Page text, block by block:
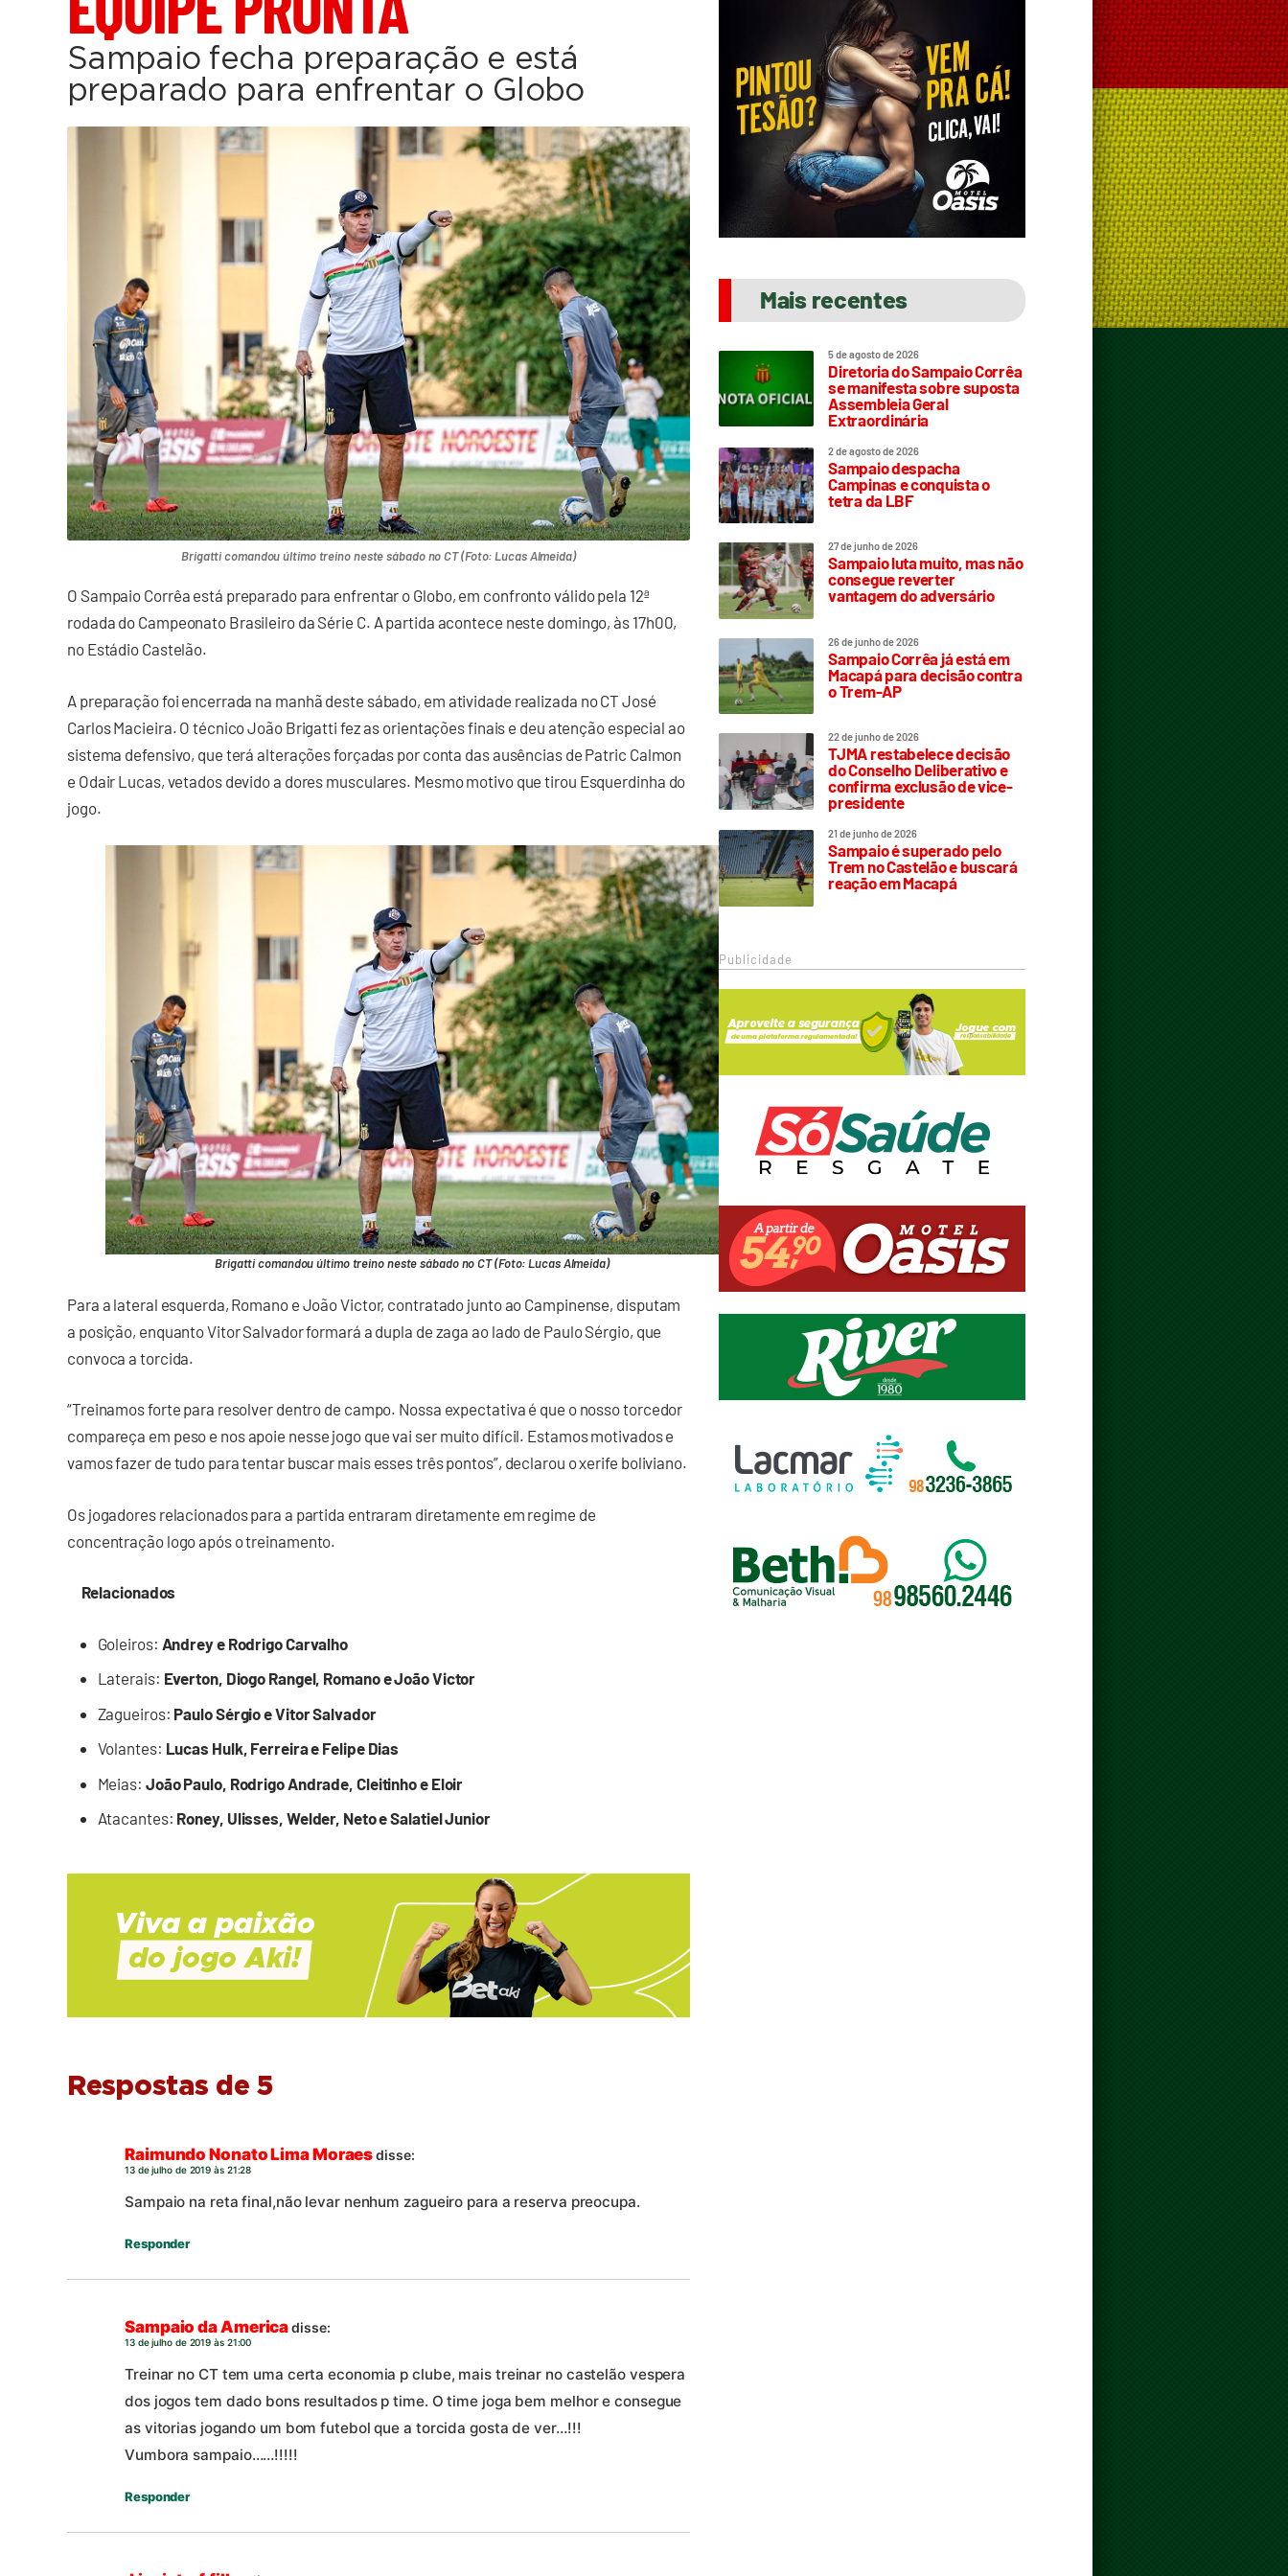
Sampaio fecha preparação e está
preparado para enfrentar o Globo
Brigatti comandou último treino neste sábado no CT (Foto: Lucas Almeida)
O Sampaio Corrêa está preparado para enfrentar o Globo, em confronto válido pela 12ª
rodada do Campeonato Brasileiro da Série C. A partida acontece neste domingo, às 17h00,
no Estádio Castelão.
A preparação foi encerrada na manhã deste sábado, em atividade realizada no CT José
Carlos Macieira. O técnico João Brigatti fez as orientações finais e deu atenção especial ao
sistema defensivo, que terá alterações forçadas por conta das ausências de Patric Calmon
e Odair Lucas, vetados devido a dores musculares. Mesmo motivo que tirou Esquerdinha do
jogo.
Brigatti comandou último treino neste sábado no CT (Foto: Lucas Almeida)
Para a lateral esquerda, Romano e João Victor, contratado junto ao Campinense, disputam
a posição, enquanto Vitor Salvador formará a dupla de zaga ao lado de Paulo Sérgio, que
convoca a torcida.
“Treinamos forte para resolver dentro de campo. Nossa expectativa é que o nosso torcedor
compareça em peso e nos apoie nesse jogo que vai ser muito difícil. Estamos motivados e
vamos fazer de tudo para tentar buscar mais esses três pontos”, declarou o xerife boliviano.
Os jogadores relacionados para a partida entraram diretamente em regime de
concentração logo após o treinamento.
Relacionados
Goleiros: Andrey e Rodrigo Carvalho
Laterais: Everton, Diogo Rangel, Romano e João Victor
Zagueiros: Paulo Sérgio e Vitor Salvador
Volantes: Lucas Hulk, Ferreira e Felipe Dias
Meias: João Paulo, Rodrigo Andrade, Cleitinho e Eloir
Atacantes: Roney, Ulisses, Welder, Neto e Salatiel Junior
Respostas de 5
Raimundo Nonato Lima Moraesdisse:
13 de julho de 2019 às 21:28
Sampaio na reta final,não levar nenhum zagueiro para a reserva preocupa.
Responder
Sampaio da Americadisse:
13 de julho de 2019 às 21:00
Treinar no CT tem uma certa economia p clube, mais treinar no castelão vespera
dos jogos tem dado bons resultados p time. O time joga bem melhor e consegue
as vitorias jogando um bom futebol que a torcida gosta de ver…!!!
Vumbora sampaio……!!!!!
Responder
Mais recentes
5 de agosto de 2026
Diretoria do Sampaio Corrêa
se manifesta sobre suposta
Assembleia Geral
Extraordinária
2 de agosto de 2026
Sampaio despacha
Campinas e conquista o
tetra da LBF
27 de junho de 2026
Sampaio luta muito, mas não
consegue reverter
vantagem do adversário
26 de junho de 2026
Sampaio Corrêa já está em
Macapá para decisão contra
o Trem-AP
22 de junho de 2026
TJMA restabelece decisão
do Conselho Deliberativo e
confirma exclusão de vice-
presidente
21 de junho de 2026
Sampaio é superado pelo
Trem no Castelão e buscará
reação em Macapá
Publicidade